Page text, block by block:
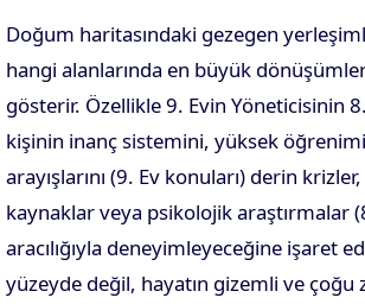
Doğum haritasındaki gezegen
hangi alanlarında en büyük dönüşümleri
gösterir. Özellikle 9. Evin Yöneticisinin
kişinin inanç sistemini, yüksek
arayışlarını (9. Ev konuları) derin
kaynaklar veya psikolojik araştırmalar
aracılığıyla deneyimleyeceğine işaret
yüzeyde değil, hayatın gizemli ve çoğu